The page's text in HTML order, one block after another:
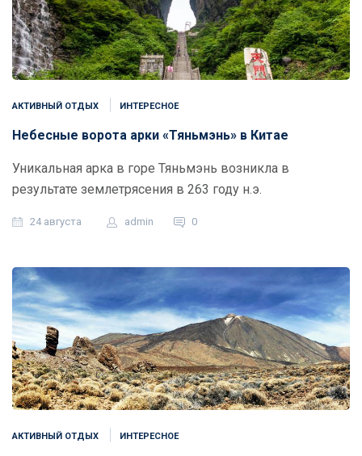
АКТИВНЫЙ ОТДЫХ ИНТЕРЕСНОЕ
Небесные ворота арки «Тяньмэнь» в Китае
Уникальная арка в горе Тяньмэнь возникла в
результате землетрясения в 263 году н.э.
24 августа admin 0
АКТИВНЫЙ ОТДЫХ ИНТЕРЕСНОЕ